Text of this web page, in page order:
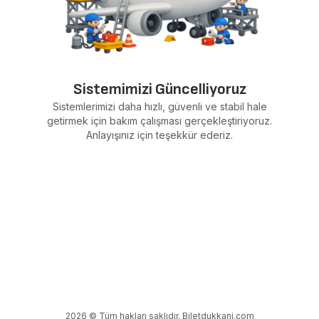
Sistemimizi Güncelliyoruz
Sistemlerimizi daha hızlı, güvenli ve stabil hale
getirmek için bakım çalışması gerçekleştiriyoruz.
Anlayışınız için teşekkür ederiz.
2026 © Tüm hakları saklıdır. Biletdukkani.com